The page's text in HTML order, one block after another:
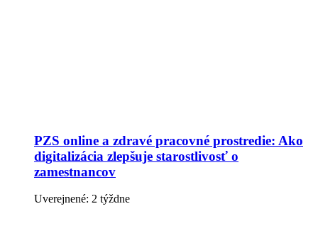
PZS online a zdravé pracovné prostredie: Ako
digitalizácia zlepšuje starostlivosť o
zamestnancov
Uverejnené: 2 týždne